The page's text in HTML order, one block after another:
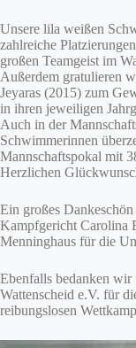
Unsere lila weißen
zahlreiche
großen Teamgeist im
Außerdem gratulieren
Jeyaras (2015) zum
in ihren jeweiligen
Auch in der
Schwimmerinnen
Mannschaftspokal mit
Herzlichen
Ein großes
Kampfgericht Carolina
Menninghaus für die
Ebenfalls bedanken
Wattenscheid e.V. für
reibungslosen